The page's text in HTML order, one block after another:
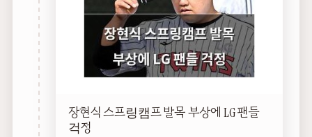
장현식 스프링캠프 발목 부상에 LG 팬들
걱정